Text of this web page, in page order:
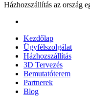
Házhozszállítás az ország
Kezdőlap
Ügyfélszolgálat
Házhozszállítás
3D Tervezés
Bemutatóterem
Partnerek
Blog